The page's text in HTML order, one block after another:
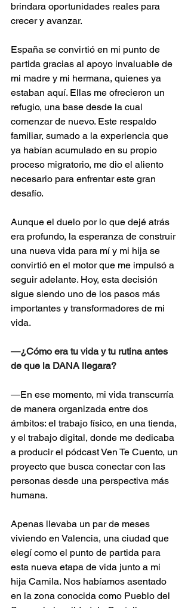
brindara oportunidades reales para
crecer y avanzar.
España se convirtió en mi punto de
partida gracias al apoyo invaluable de
mi madre y mi hermana, quienes ya
estaban aquí. Ellas me ofrecieron un
refugio, una base desde la cual
comenzar de nuevo. Este respaldo
familiar, sumado a la experiencia que
ya habían acumulado en su propio
proceso migratorio, me dio el aliento
necesario para enfrentar este gran
desafío.
Aunque el duelo por lo que dejé atrás
era profundo, la esperanza de construir
una nueva vida para mí y mi hija se
convirtió en el motor que me impulsó a
seguir adelante. Hoy, esta decisión
sigue siendo uno de los pasos más
importantes y transformadores de mi
vida.
—¿Cómo era tu vida y tu rutina antes
de que la DANA llegara?
—En ese momento, mi vida transcurría
de manera organizada entre dos
ámbitos: el trabajo físico, en una tienda,
y el trabajo digital, donde me dedicaba
a producir el pódcast Ven Te Cuento, un
proyecto que busca conectar con las
personas desde una perspectiva más
humana.
Apenas llevaba un par de meses
viviendo en Valencia, una ciudad que
elegí como el punto de partida para
esta nueva etapa de vida junto a mi
hija Camila. Nos habíamos asentado
en la zona conocida como Pueblo del